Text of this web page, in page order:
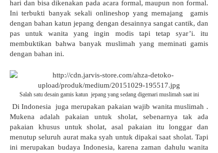
hari dan bisa dikenakan pada acara formal, maupun non formal.
Ini terbukti banyak sekali onlineshop yang memajang
gamis
dengan bahan katun jepang dengan desainnya sangat cantik, dan
pas untuk wanita yang ingin modis tapi tetap syar’i. itu
membuktikan bahwa banyak muslimah yang meminati gamis
dengan bahan ini.
Salah satu desain gamis katun jepang yang sedang digemari muslimah saat ini
Di Indonesia
juga merupakan pakaian wajib wanita muslimah .
Mukena adalah pakaian untuk sholat, sebenarnya tak ada
pakaian khusus untuk sholat, asal pakaian itu longgar dan
menutup seluruh aurat maka syah untuk dipakai saat sholat. Tapi
ini merupakan budaya Indonesia, karena zaman dahulu wanita